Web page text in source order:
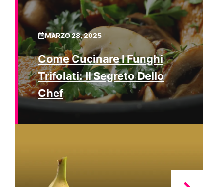
MARZO 28, 2025
Come Cucinare I Funghi
Trifolati: Il Segreto Dello
Chef